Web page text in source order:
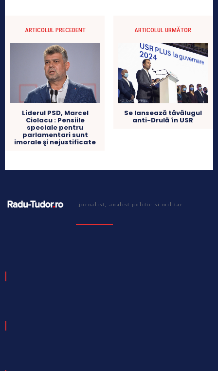
ARTICOLUL PRECEDENT
Liderul PSD, Marcel
Ciolacu : Pensiile
speciale pentru
parlamentari sunt
imorale şi nejustificate
ARTICOLUL URMĂTOR
Se lansează tăvălugul
anti-Drulă în USR
jurnalist, analist politic si militar